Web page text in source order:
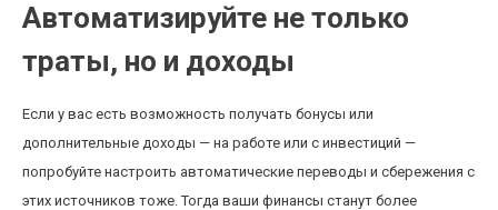
Автоматизируйте не только
траты, но и доходы
Если у вас есть возможность получать бонусы или
дополнительные доходы — на работе или с инвестиций —
попробуйте настроить автоматические переводы и сбережения с
этих источников тоже. Тогда ваши финансы станут более